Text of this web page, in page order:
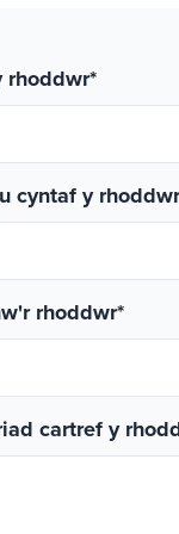
rhoddwr*
cyntaf y rhoddwr
rhoddwr*
cartref y